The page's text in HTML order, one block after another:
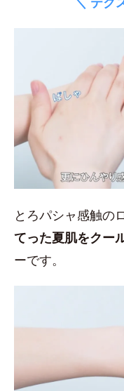
とろパシャ感触の
てった夏肌をクー
ーです。